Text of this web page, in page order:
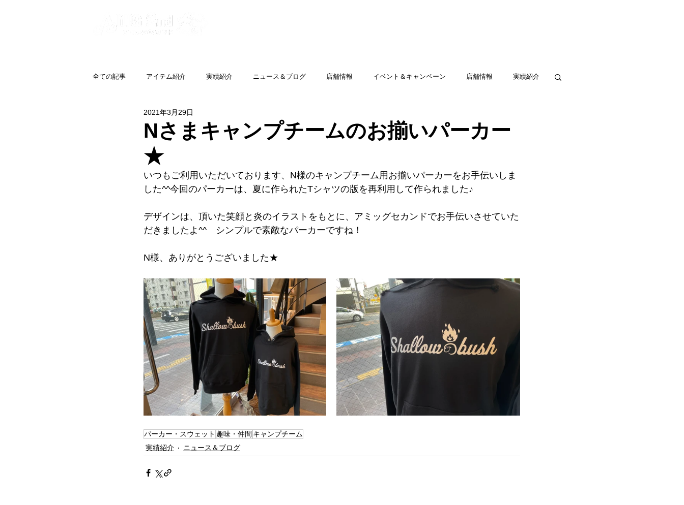
全ての記事 アイテム紹介 実績紹介 ニュース＆ブログ 店舗情報 イベント＆キャンペーン 店舗情報 実績紹介
Nさまキャンプチームのお揃いパーカー
★
2021年3月29日
いつもご利用いただいております、N様のキャンプチーム用お揃いパーカーをお手伝いしま
した^^今回のパーカーは、夏に作られたTシャツの版を再利用して作られました♪
デザインは、頂いた笑顔と炎のイラストをもとに、アミッグセカンドでお手伝いさせていた
だきましたよ^^　シンプルで素敵なパーカーですね！
N様、ありがとうございました★
パーカー・スウェット 趣味・仲間 キャンプチーム
実績紹介
ニュース＆ブログ